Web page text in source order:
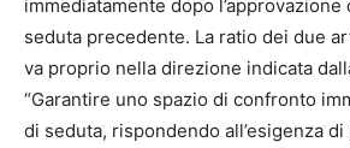
immediatamente dopo
seduta precedente. La ratio dei due
va proprio nella direzione indicata
“Garantire uno spazio di confronto
di seduta, rispondendo all’esigenza